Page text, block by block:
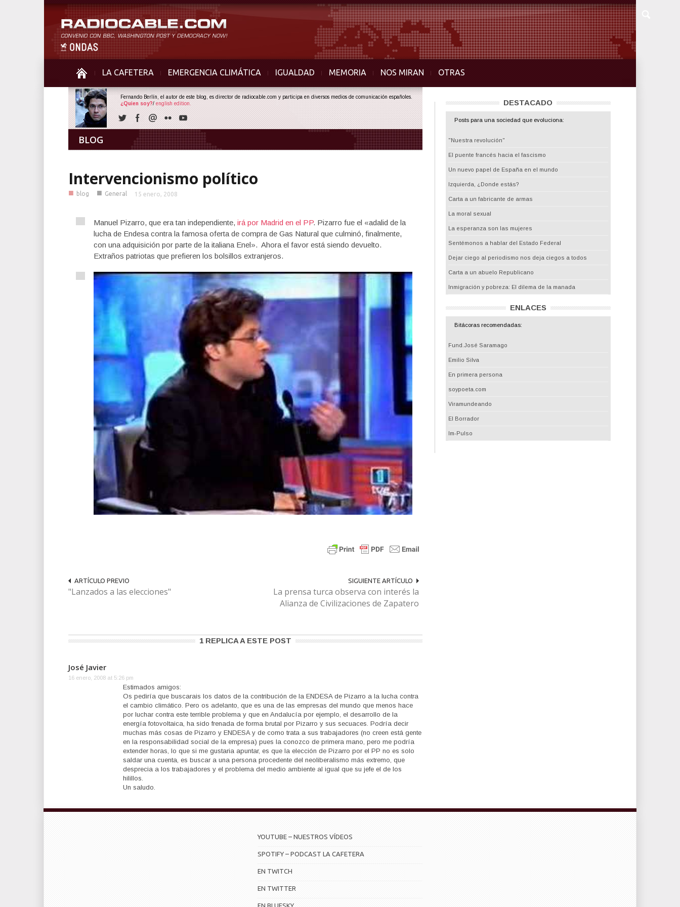
LA CAFETERA EMERGENCIA CLIMÁTICA IGUALDAD MEMORIA NOS MIRAN OTRAS
BLOG
Fernando Berlín, el autor de este blog, es director de radiocable.com y participa en diversos medios de comunicación españoles.
¿Quien soy?/ english edition.
Intervencionismo político
■ blog ■ General 15 enero, 2008
Manuel Pizarro, que era tan independiente, irá por Madrid en el PP. Pizarro fue el «adalid de la
lucha de Endesa contra la famosa oferta de compra de Gas Natural que culminó, finalmente,
con una adquisición por parte de la italiana Enel». Ahora el favor está siendo devuelto.
Extraños patriotas que prefieren los bolsillos extranjeros.
ARTÍCULO PREVIO
"Lanzados a las elecciones"
SIGUIENTE ARTÍCULO
La prensa turca observa con interés la
Alianza de Civilizaciones de Zapatero
1 REPLICA A ESTE POST
José Javier
16 enero, 2008 at 5:26 pm
Estimados amigos:
Os pediría que buscarais los datos de la contribución de la ENDESA de Pizarro a la lucha contra
el cambio climático. Pero os adelanto, que es una de las empresas del mundo que menos hace
por luchar contra este terrible problema y que en Andalucía por ejemplo, el desarrollo de la
energía fotovoltaica, ha sido frenada de forma brutal por Pizarro y sus secuaces. Podría decir
muchas más cosas de Pizarro y ENDESA y de como trata a sus trabajadores (no creen está gente
en la responsabilidad social de la empresa) pues la conozco de primera mano, pero me podría
extender horas, lo que si me gustaria apuntar, es que la elección de Pizarro por el PP no es solo
saldar una cuenta, es buscar a una persona procedente del neoliberalismo más extremo, que
desprecia a los trabajadores y el problema del medio ambiente al igual que su jefe el de los
hilillos.
Un saludo.
DESTACADO
Posts para una sociedad que evoluciona:
"Nuestra revolución"
El puente francés hacia el fascismo
Un nuevo papel de España en el mundo
Izquierda, ¿Donde estás?
Carta a un fabricante de armas
La moral sexual
La esperanza son las mujeres
Sentémonos a hablar del Estado Federal
Dejar ciego al periodismo nos deja ciegos a todos
Carta a un abuelo Republicano
Inmigración y pobreza: El dilema de la manada
ENLACES
Bitácoras recomendadas:
Fund.José Saramago
Emilio Silva
En primera persona
soypoeta.com
Viramundeando
El Borrador
Im-Pulso
YOUTUBE – NUESTROS VÍDEOS
SPOTIFY – PODCAST LA CAFETERA
EN TWITCH
EN TWITTER
EN BLUESKY